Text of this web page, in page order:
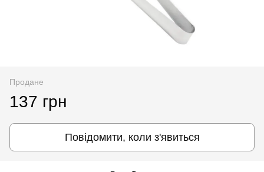
Продане
137 грн
Повідомити, коли з'явиться